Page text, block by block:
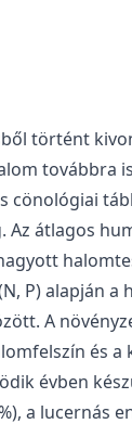
történt
továbbra
cönológiai
átlagos
alapján a
A
és
évben
a lucernás